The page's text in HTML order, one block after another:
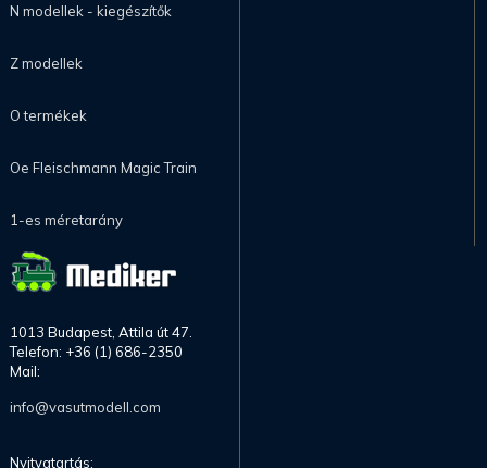
N modellek - kiegészítők
Z modellek
O termékek
Oe Fleischmann Magic Train
1-es méretarány
1013 Budapest, Attila út 47.
Telefon: +36 (1) 686-2350
Mail:
info@vasutmodell.com
Nyitvatartás: